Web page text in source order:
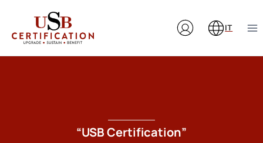
contenuto
IT
“USB Certification”